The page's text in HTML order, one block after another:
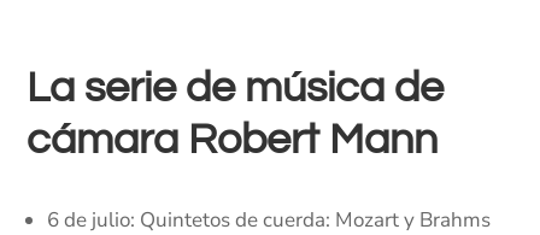
La serie de música de
cámara Robert Mann
6 de julio: Quintetos de cuerda: Mozart y Brahms